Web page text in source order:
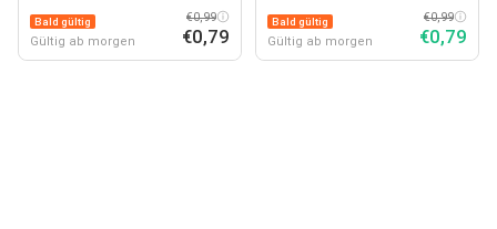
Bald gültig
Gültig ab morgen
€0,99
€0,79
Bald gültig
Gültig ab morgen
€0,99
€0,79